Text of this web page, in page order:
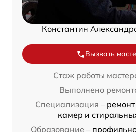
Константин
Вызвать
Стаж работы
Выполнено
Специализация –
камер и
Образование –